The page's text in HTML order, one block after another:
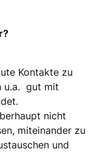
Kontakte zu
u.a. gut mit
nicht
miteinander zu
und